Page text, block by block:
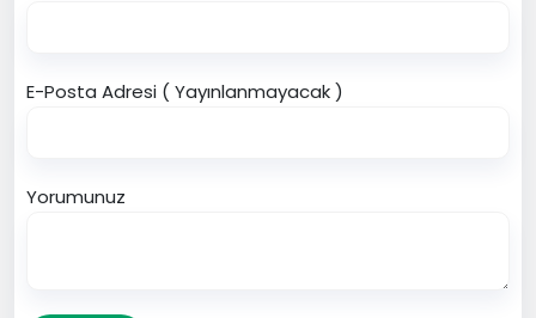
E-Posta Adresi ( Yayınlanmayacak )
Yorumunuz